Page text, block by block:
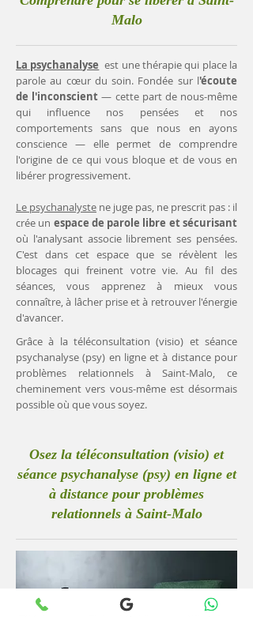
Malo
La psychanalyse est une thérapie qui place la
parole au cœur du soin. Fondée sur l'écoute
de l'inconscient— cette part de nous-même
qui influence nos pensées et nos
comportements sans que nous en ayons
conscience — elle permet de comprendre
l'origine de ce qui vous bloque et de vous en
libérer progressivement.
Le psychanalyste ne juge pas, ne prescrit pas : il
crée un espace de parole libre et sécurisant
où l'analysant associe librement ses pensées.
C'est dans cet espace que se révèlent les
blocages qui freinent votre vie. Au fil des
séances, vous apprenez à mieux vous
connaître, à lâcher prise et à retrouver l'énergie
d'avancer.
Grâce à la téléconsultation (visio) et séance
psychanalyse (psy) en ligne et à distance pour
problèmes relationnels à Saint-Malo, ce
cheminement vers vous-même est désormais
possible où que vous soyez.
Osez la téléconsultation (visio) et
séance psychanalyse (psy) en ligne et
à distance pour problèmes
relationnels à Saint-Malo